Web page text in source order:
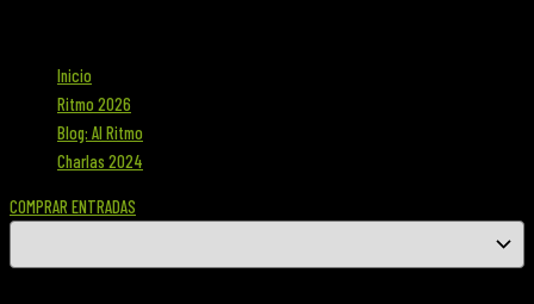
Inicio
Ritmo 2026
Blog: Al Ritmo
Charlas 2024
COMPRAR ENTRADAS